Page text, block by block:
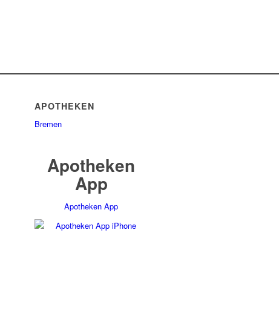
APOTHEKEN
Bremen
Apotheken
App
Apotheken App